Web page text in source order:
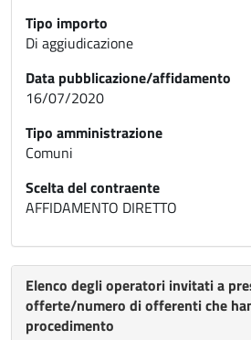
Tipo importo
Di aggiudicazione
Data pubblicazione/affidamento
16/07/2020
Tipo amministrazione
Comuni
Scelta del contraente
AFFIDAMENTO DIRETTO
Elenco degli operatori invitati a
offerte/numero di offerenti che
procedimento